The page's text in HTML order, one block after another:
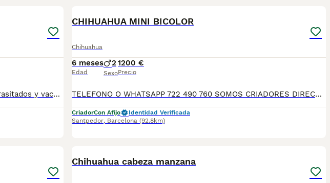
Chihuahuas cabeza de manzana,se entregan desparasitados y vacunados para más información llamar o escribir al 682908382
CHIHUAHUA MINI BICOLOR
Chihuahua
6 meses
Edad
2
Sexo
1200 €
Precio
TELEFONO O WHATSAPP 722 490 760 SOMOS CRIADORES DIRECTOS SIN INTERMEDIARIOS! MAS DE 20 AÑOS EN EL SECTOR NOS AVALAN, VALORANDO NO SOLO LA CRIA RESPONSABLE SI NO TAMBIEN LA SELECCIÓN PARA MEJORAR LA RAZA DURANTE TODOS ESTOS AÑOS. NUESTROS CACHORROS SE ENTREGAN PREVIAMENTE REVISADOS POR UN VETERINARIO PROFESIONAL Y BAJO LOS MAS ESTRICTOS CONTROLES DE SALUD, HACEMOS HINCAPIÉ EN SU SOCIABILIZACIÓN PARA SU CORRECTO DESARROLLO NEUROLOGICO! Y OS ASESORAMOS ANTES DURANTE Y DESPUES DE LA ENTREGA PARA QUE TODO SEA LO MAS AFABLE Y FACIL POSIBLE DURANTE LA ADAPTACION! NUESTROS BEBE SE ENTREGAN A PARTIR DE LOS DOS MESES CON SUS VACUNAS AL DIA, DESPARASITADOS Y CON GARANTIAS DE SALUD, MICROCHIP Y CARTILLA DE VACUNACION! SI BUSCAS UN COMPAÑERO SANO Y EQUILIBRADO ESTE ES EL LUGAR, TE ASESORAREMOS DURANTE TODO EL PROCESO NO DUDES EN CONSULTAR POR NUESTROS PEQUES AL 722 490 760
CriadorCon Afijo
Identidad Verificada
Santpedor, Barcelona (92.8km)
Chihuahua cabeza manzana